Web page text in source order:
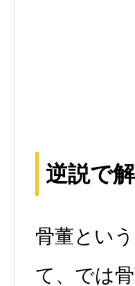
逆説で
骨董とい
て、では